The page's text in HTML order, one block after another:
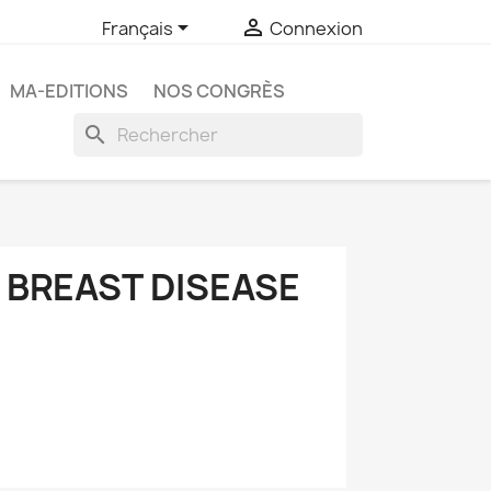
Français  Connexion
MA-EDITIONS NOS CONGRÈS
search
DISEASE